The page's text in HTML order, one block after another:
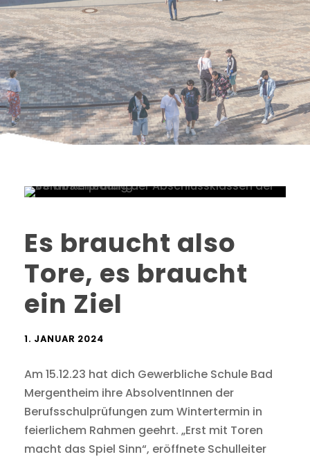
Es braucht also
Tore, es braucht
ein Ziel
1. JANUAR 2024
Am 15.12.23 hat dich Gewerbliche Schule Bad
Mergentheim ihre AbsolventInnen der
Berufsschulprüfungen zum Wintertermin in
feierlichem Rahmen geehrt. „Erst mit Toren
macht das Spiel Sinn“, eröffnete Schulleiter